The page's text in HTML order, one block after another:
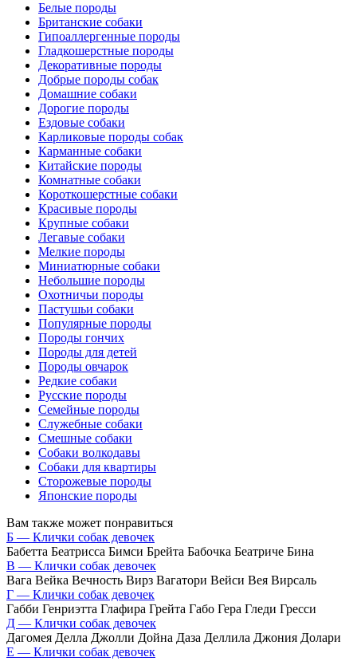
Белые породы
Британские собаки
Гипоаллергенные породы
Гладкошерстные породы
Декоративные породы
Добрые породы собак
Домашние собаки
Дорогие породы
Ездовые собаки
Карликовые породы собак
Карманные собаки
Китайские породы
Комнатные собаки
Короткошерстные собаки
Красивые породы
Крупные собаки
Легавые собаки
Мелкие породы
Миниатюрные собаки
Небольшие породы
Охотничьи породы
Пастушьи собаки
Популярные породы
Породы гончих
Породы для детей
Породы овчарок
Редкие собаки
Русские породы
Семейные породы
Служебные собаки
Смешные собаки
Собаки волкодавы
Собаки для квартиры
Сторожевые породы
Японские породы
Вам также может понравиться
Б — Клички собак девочек
Бабетта Беатрисса Бимси Брейта Бабочка Беатриче Бина
В — Клички собак девочек
Вага Вейка Вечность Вирз Вагатори Вейси Вея Вирсаль
Г — Клички собак девочек
Габби Генриэтта Глафира Грейта Габо Гера Гледи Гресси
Д — Клички собак девочек
Дагомея Делла Джолли Дойна Даза Деллила Джония Долари
Е — Клички собак девочек